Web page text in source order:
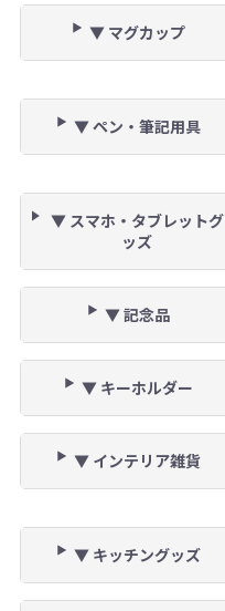
▼ マグカップ
▼ ペン・筆記用具
▼ スマホ・タブレットグ
ッズ
▼ 記念品
▼ キーホルダー
▼ インテリア雑貨
▼ キッチングッズ